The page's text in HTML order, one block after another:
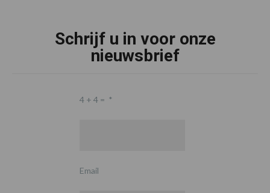
Schrijf u in voor onze
nieuwsbrief
4 + 4 = *
Email